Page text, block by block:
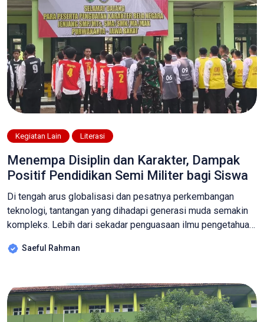
Kegiatan Lain Literasi
Menempa Disiplin dan Karakter, Dampak
Positif Pendidikan Semi Militer bagi Siswa
Di tengah arus globalisasi dan pesatnya perkembangan
teknologi, tantangan yang dihadapi generasi muda semakin
kompleks. Lebih dari sekadar penguasaan ilmu pengetahuan,
yang tangguh untuk dapat bersaing dan berkontribusi secara
pendidikan semi militer hadir sebagai sebuah pendekatan
yang unik dan […]
Saeful Rahman